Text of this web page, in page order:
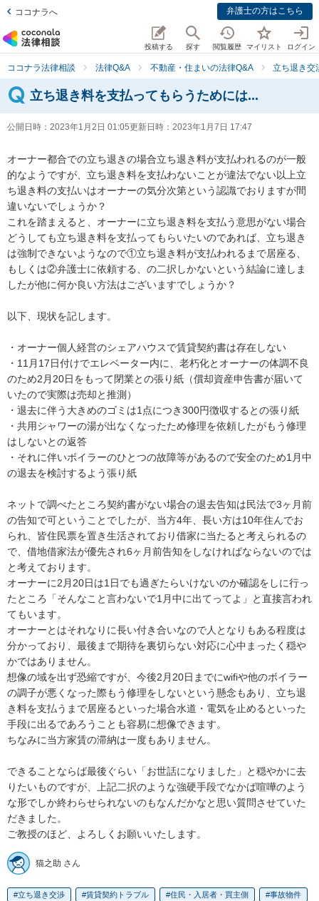
ココナラへ 弁護士の方はこちら
投稿する 探す 閲覧履歴 マイリスト ログイン
ココナラ法律相談 法律Q&A 不動産・住まいの法律Q&A 立ち退き交
立ち退き料を支払ってもらうためには...
公開日時： 2023年1月2日 01:05更新日時： 2023年1月7日 17:47
オーナー都合での立ち退きの場合立ち退き料が支払われるのが一般
的なようですが、立ち退き料を支払わないことが違法でない以上立
ち退き料の支払いはオーナーの気分次第という認識でおりますが間
違いないでしょうか？
これを踏まえると、オーナーに立ち退き料を支払う意思がない場合
どうしても立ち退き料を支払ってもらいたいのであれば、立ち退き
は強制できないようなので①立ち退き料が支払われるまで居座る、
もしくは②弁護士に依頼する、の二択しかないという結論に達しま
したが他に何か良い方法はございますでしょうか？
以下、現状を記します。
・オーナー個人経営のシェアハウスで賃貸契約書は存在しない
・11月17日付けでエレベーター内に、老朽化とオーナーの体調不良
のため2月20日をもって閉業との張り紙（償却資産申告書が届いて
いたので実際は売却と推測）
・退去に伴う大きめのゴミは1点につき300円徴収するとの張り紙
・共用シャワーの湯が出なくなったため修理を依頼したがもう修理
はしないとの返答
・それに伴いボイラーのひとつの故障等があるので安全のため1月中
の退去を検討するよう張り紙
ネットで調べたところ契約書がない場合の退去告知は民法で3ヶ月前
の告知で可ということでしたが、当方4年、長い方は10年住んでお
られ、皆住民票を置き生活されており借家に当たると考えられるの
で、借地借家法が優先され6ヶ月前告知をしなければならないのでは
と考えております。
オーナーに2月20日は1日でも過ぎたらいけないのか確認をしに行っ
たところ「そんなこと言わないで1月中に出てってよ」と直接言われ
てもいます。
オーナーとはそれなりに長い付き合いなので人となりもある程度は
分かっており、最後まで期待を裏切らない対応に心中まったく穏や
かではありません。
想像の域を出ず恐縮ですが、今後2月20日までにwifiや他のボイラー
の調子が悪くなった際もう修理をしないという懸念もあり、立ち退
き料を支払うまで居座るといった場合水道・電気を止めるといった
手段に出るであろうことも容易に想像できます。
ちなみに当方家賃の滞納は一度もありません。
できることならば最後ぐらい「お世話になりました」と穏やかに去
りたいものですが、上記二択のような強硬手段でなかば喧嘩のよう
な形でしか終わらせられないのもなんだかなと思い質問させていた
だきました。
ご教授のほど、よろしくお願いいたします。
猫之助 さん
立ち退き交渉 賃貸契約トラブル 住民・入居者・買主側 事故物件